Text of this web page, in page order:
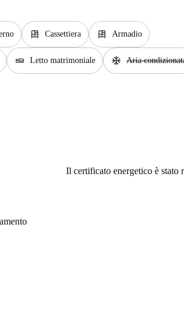
dresser Cassettiera dresser Armadio
airline_seat_flat Letto matrimoniale ac_unit Aria
Il certificato energetico è stato